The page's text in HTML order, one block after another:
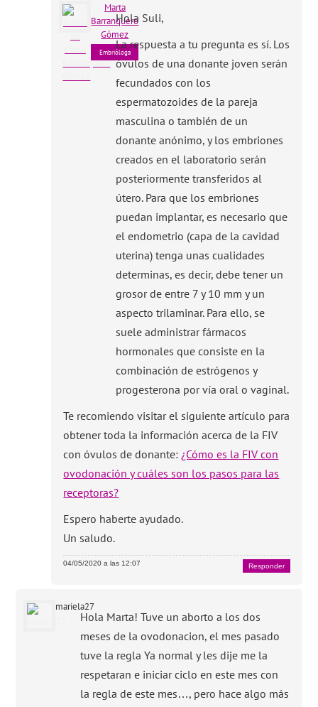
Marta
Barranquero
Gómez
Embrióloga
Hola Suli,
La respuesta a tu pregunta es sí. Los
óvulos de una donante joven serán
fecundados con los
espermatozoides de la pareja
masculina o también de un
donante anónimo, y los embriones
creados en el laboratorio serán
posteriormente transferidos al
útero. Para que los embriones
puedan implantar, es necesario que
el endometrio (capa de la cavidad
uterina) tenga unas cualidades
determinas, es decir, debe tener un
grosor de entre 7 y 10 mm y un
aspecto trilaminar. Para ello, se
suele administrar fármacos
hormonales que consiste en la
combinación de estrógenos y
progesterona por vía oral o vaginal.
Te recomiendo visitar el siguiente artículo para
obtener toda la información acerca de la FIV
con óvulos de donante: ¿Cómo es la FIV con
ovodonación y cuáles son los pasos para las
receptoras?
Espero haberte ayudado.
Un saludo.
04/05/2020 a las 12:07 Responder
mariela27
Hola Marta! Tuve un aborto a los dos
meses de la ovodonacion, el mes pasado
tuve la regla Ya normal y les dije me la
respetaran e iniciar ciclo en este mes con
la regla de este mes…, pero hace algo más